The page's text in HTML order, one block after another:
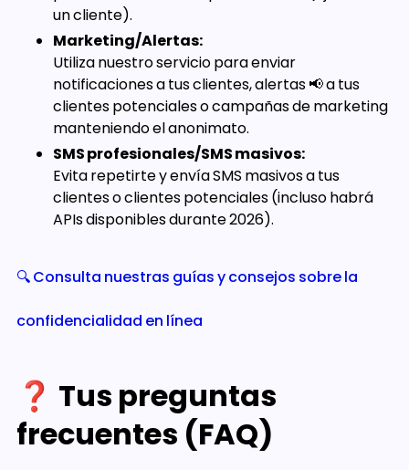
un cliente).
Marketing/Alertas:
Utiliza nuestro servicio para enviar
notificaciones a tus clientes, alertas 📢 a tus
clientes potenciales o campañas de marketing
manteniendo el anonimato.
SMS profesionales/SMS masivos:
Evita repetirte y envía SMS masivos a tus
clientes o clientes potenciales (incluso habrá
APIs disponibles durante 2026).
🔍 Consulta nuestras guías y consejos sobre la
confidencialidad en línea
❓ Tus preguntas
frecuentes (FAQ)